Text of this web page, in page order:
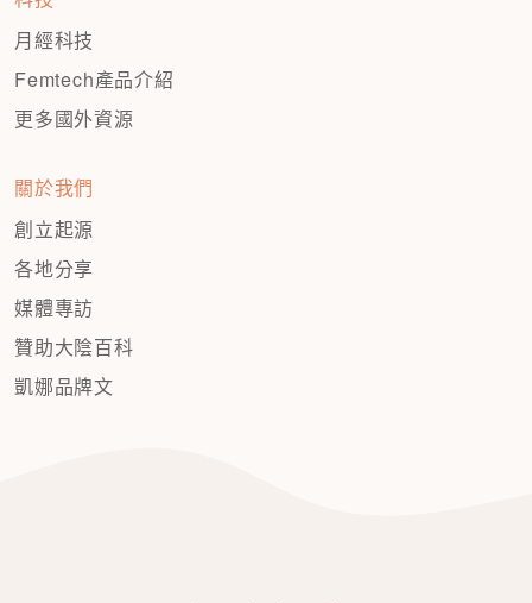
月經科技
Femtech產品介紹
更多國外資源
關於我們
創立起源
各地分享
媒體專訪
贊助大陰百科
凱娜品牌文